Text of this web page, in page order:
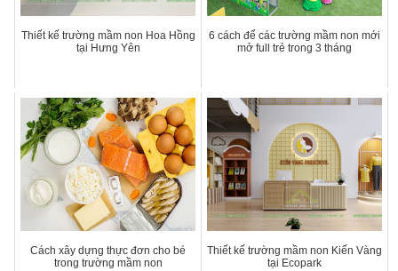
Thiết kế trường mầm non Hoa Hồng
tại Hưng Yên
6 cách để các trường mầm non mới
mở full trẻ trong 3 tháng
Cách xây dựng thực đơn cho bé
trong trường mầm non
Thiết kế trường mầm non Kiến Vàng
tại Ecopark